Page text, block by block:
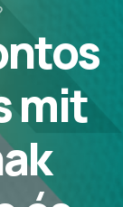
mit